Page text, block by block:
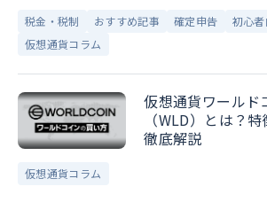
税金・税制 おすすめ記事 確定申告
初心者
仮想通貨コラム
仮想通貨ワールド
（WLD）とは？
徹底解説
仮想通貨コラム